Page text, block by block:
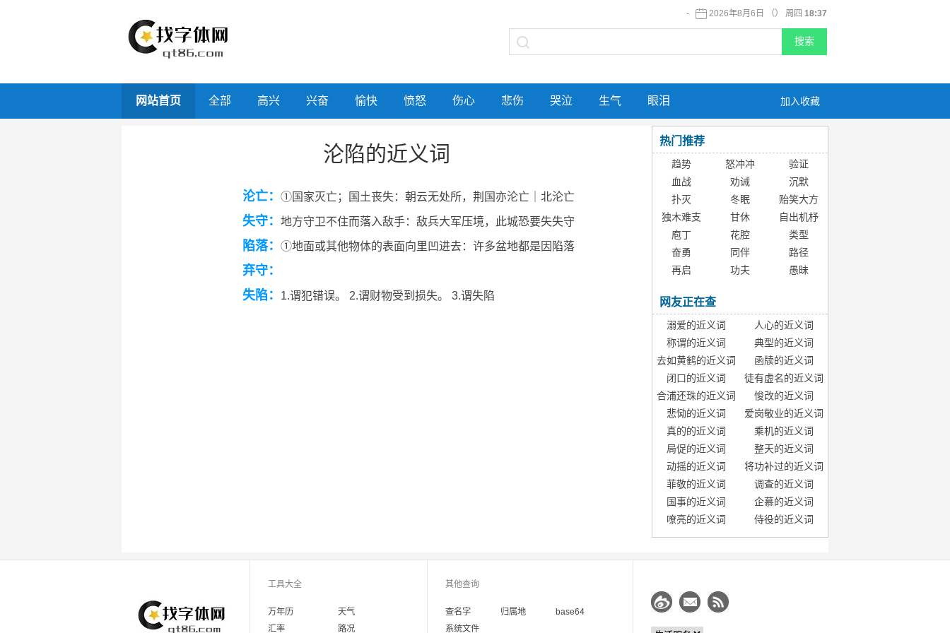
- 2026年8月6日 （） 周四 18:37
加入收藏
网站首页 全部 高兴 兴奋 愉快 愤怒 伤心 悲伤 哭泣 生气 眼泪
沦陷的近义词
沦亡： ①国家灭亡；国土丧失：朝云无处所，荆国亦沦亡｜北沦亡
失守： 地方守卫不住而落入敌手：敌兵大军压境，此城恐要失失守
陷落： ①地面或其他物体的表面向里凹进去：许多盆地都是因陷落
弃守：
失陷：
1.谓犯错误。 2.谓财物受到损失。 3.谓失陷
热门推荐
趋势 怒冲冲
验证
血战
劝诫
沉默
扑灭
冬眠
贻笑大方
独木难支
甘休
自出机杼
庖丁
花腔
类型
奋勇
同伴
路径
再启
功夫 愚昧
网友正在查
溺爱的近义词
人心的近义词
称谓的近义词
典型的近义词
去如黄鹤的近义词
函牍的近义词
闭口的近义词
徒有虚名的近义词
合浦还珠的近义词
悛改的近义词
悲恸的近义词
爱岗敬业的近义词
真的的近义词
乘机的近义词
局促的近义词
整天的近义词
动摇的近义词
将功补过的近义词
菲敬的近义词
调查的近义词
国事的近义词
企慕的近义词
嘹亮的近义词
侍役的近义词
工具大全
万年历
天气
汇率
路况
其他查询
查名字 归属地
base64
系统文件